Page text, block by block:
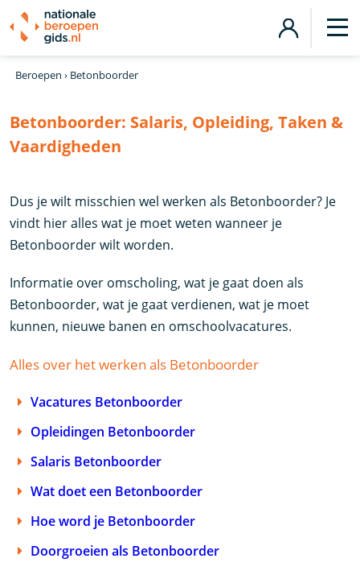
Beroepen › Betonboorder
Betonboorder: Salaris, Opleiding, Taken &
Vaardigheden
Dus je wilt misschien wel werken als Betonboorder? Je
vindt hier alles wat je moet weten wanneer je
Betonboorder wilt worden.
Informatie over omscholing, wat je gaat doen als
Betonboorder, wat je gaat verdienen, wat je moet
kunnen, nieuwe banen en omschoolvacatures.
Alles over het werken als Betonboorder
Vacatures Betonboorder
Opleidingen Betonboorder
Salaris Betonboorder
Wat doet een Betonboorder
Hoe word je Betonboorder
Doorgroeien als Betonboorder